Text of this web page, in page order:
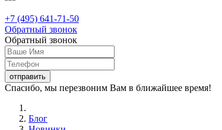
+7 (495) 641-71-50
Обратный звонок
Обратный звонок
Спасибо, мы перезвоним Вам в ближайшее время!
Блог